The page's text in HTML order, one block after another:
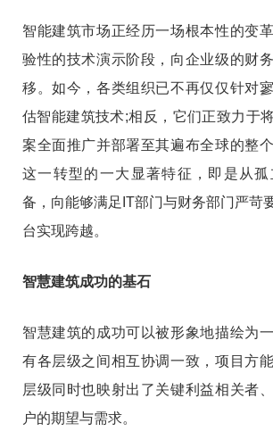
智能建筑市场正经历一场根本性的变
验性的技术演示阶段，向企业级的财
移。如今，各类组织已不再仅仅针对
估智能建筑技术;相反，它们正致力于
案全面推广并部署至其遍布全球的整
这一转型的一大显著特征，即是从
备，向能够满足IT部门与财务部门严苛
台实现跨越。
智慧建筑成功的基石
智慧建筑的成功可以被形象地描绘为
有各层级之间相互协调一致，项目方
层级同时也映射出了关键利益相关者
户的期望与需求。